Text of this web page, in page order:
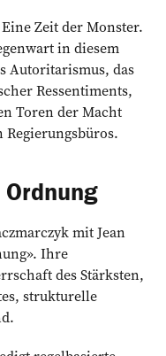
Zeit der Monster.
in diesem
Autoritarismus, das
Ressentiments,
Toren der Macht
mit Jean
Ihre
des Stärksten,
strukturelle